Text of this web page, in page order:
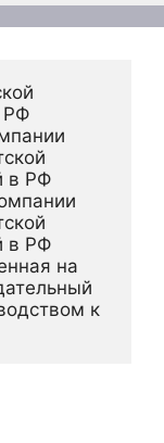
РФ
в РФ
в РФ
на
к